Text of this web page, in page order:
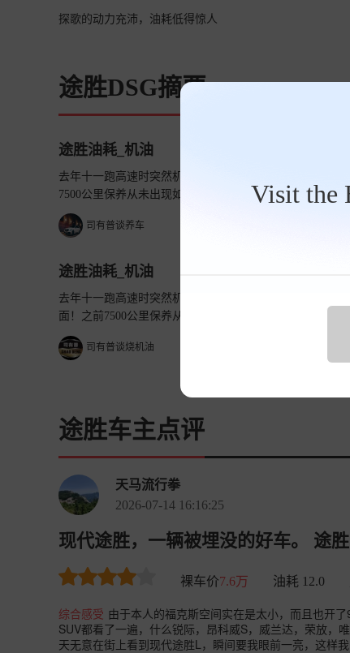
Visit the
探歌的动力充沛，油耗低得惊人
途胜DSG摘要
途胜油耗_机油
去年十一跑高速时突然机油灯报警并伴随轻微抖动！赶
7500公里保养从未出现如此严重的烧机油现象？补了点
司有普谈养车
途胜油耗_机油
去年十一跑高速时突然机油灯报警伴随轻微抖动！赶紧
面！之前7500公里保养从未出现这种情况啊？这烧得也
店总该靠谱点吧？
司有普谈烧机油
途胜车主点评
天马流行拳
2026-07-14 16:16:25
现代途胜，一辆被埋没的好车。 途
裸车价7.6万 油耗 12.0
综合感受 由于本人的福克斯空间实在是太小，而且也开
SUV都看了一遍，什么锐际，昂科威S，威兰达，荣放，
天无意在街上看到现代途胜L，瞬间要我眼前一亮，这样